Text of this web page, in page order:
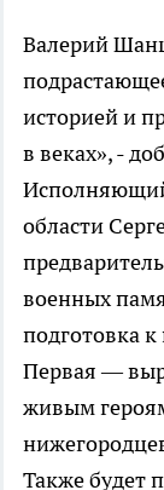
Валерий
историей и
в веках», -
области
военных
подготовка к
Первая —
живым
Также будет